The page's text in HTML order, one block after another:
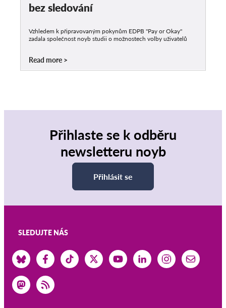
bez sledování
Vzhledem k připravovaným pokynům EDPB "Pay or Okay"
zadala společnost noyb studii o možnostech volby uživatelů
Read more
Přihlaste se k odběru
newsletteru noyb
Přihlásit se
SLEDUJTE NÁS